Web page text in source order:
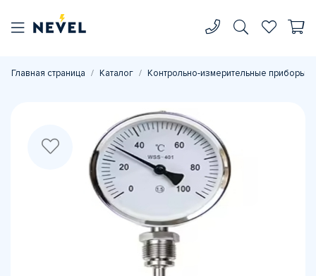
Главная страница Каталог Контрольно-измерительные приборы